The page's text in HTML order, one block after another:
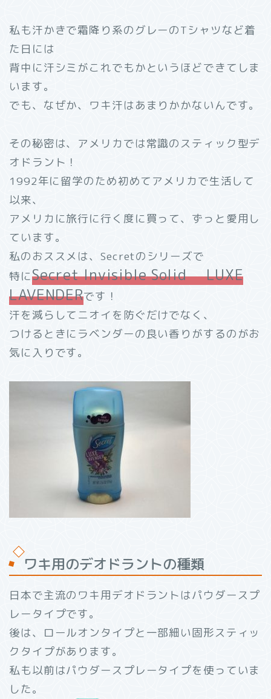
私も汗かきで霜降り系のグレーのTシャツなど着
た日には
背中に汗シミがこれでもかというほどできてしま
います。
でも、なぜか、ワキ汗はあまりかかないんです。
その秘密は、アメリカでは常識のスティック型デ
オドラント！
1992年に留学のため初めてアメリカで生活して
以来、
アメリカに旅行に行く度に買って、ずっと愛用し
ています。
私のおススメは、Secretのシリーズで
特にSecret Invisible Solid LUXE
LAVENDERです！
汗を減らしてニオイを防ぐだけでなく、
つけるときにラベンダーの良い香りがするのがお
気に入りです。
ワキ用のデオドラントの種類
日本で主流のワキ用デオドラントはパウダースプ
レータイプです。
後は、ロールオンタイプと一部細い固形スティッ
クタイプがあります。
私も以前はパウダースプレータイプを使っていま
した。